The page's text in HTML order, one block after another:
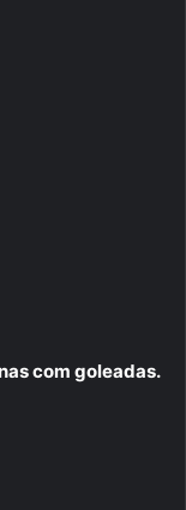
com goleadas.